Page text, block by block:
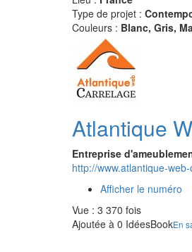
Type de projet :
Couleurs : Blanc, Gris,
Atlantique
Entreprise
http://www.atlantique-
Afficher le numéro
Vue : 3 370 fois
Ajoutée à 0 IdéesBookEn